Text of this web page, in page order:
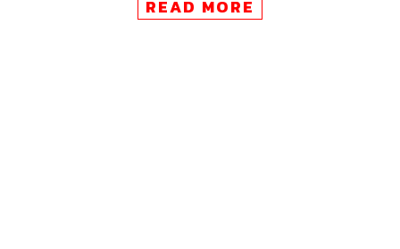
ได้จากการบริการผู้ป่วยต่างชาติคิดเป็น 30% ของรายได้รวม
READ MORE